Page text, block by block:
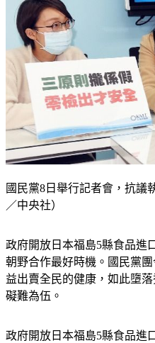
國民黨8日舉行記者會，抗議
／中央社）
政府開放日本福島5縣食品進
朝野合作最好時機。國民黨
益出賣全民的健康，如此墮
礙難為伍。
政府開放日本福島5縣食品進